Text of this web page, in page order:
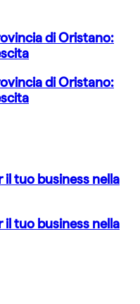
di Oristano:
di Oristano:
tuo business nella
tuo business nella